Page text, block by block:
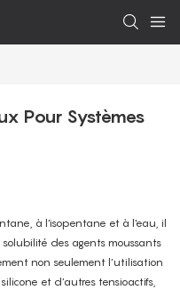
Pour Systèmes
à l'isopentane et à l'eau, il
des agents moussants
non seulement l’utilisation
et d’autres tensioactifs,